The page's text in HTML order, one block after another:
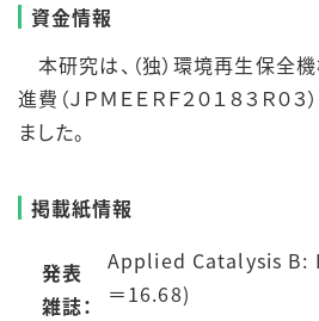
資金情報
本研究は、（独）環境再生保全
進費（ＪＰＭＥＥＲＦ２０１８３Ｒ０
ました。
掲載紙情報
発表
雑誌：
Applied Catalysis
＝16.68)